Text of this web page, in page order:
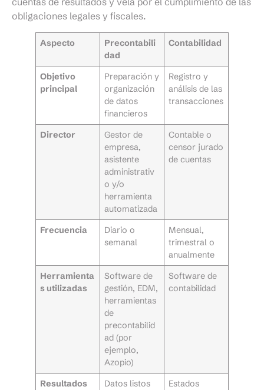
obligaciones legales y fiscales.
Aspecto
Precontabili
dad
Contabilidad
Objetivo
principal
Preparación y
organización
de datos
financieros
Registro y
análisis de las
transacciones
Director
Gestor de
empresa,
asistente
administrativ
o y/o
herramienta
automatizada
Contable o
censor jurado
de cuentas
Frecuencia
Diario o
semanal
Mensual,
trimestral o
anualmente
Herramienta
s utilizadas
Software de
gestión, EDM,
herramientas
de
precontabilid
ad (por
ejemplo,
Azopio)
Software de
contabilidad
Resultados
Datos listos
Estados